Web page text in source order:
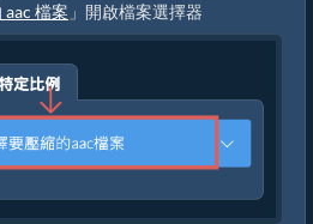
檔案 」開啟檔案選擇器